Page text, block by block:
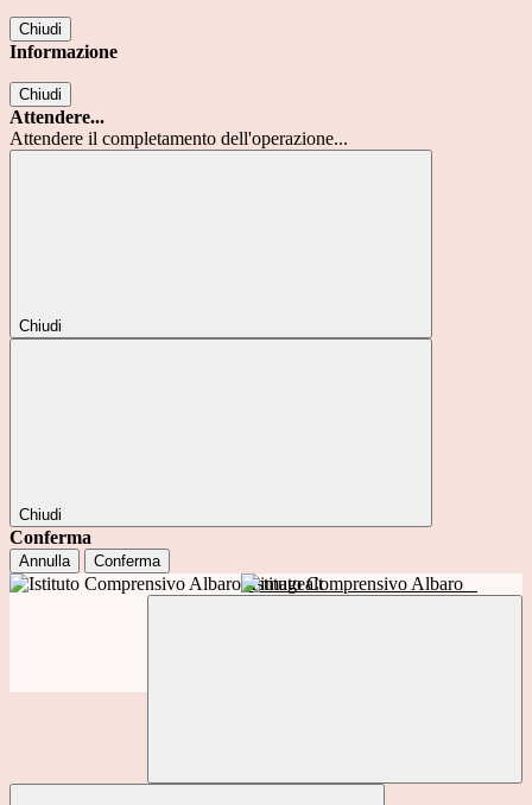
Chiudi
Informazione
Chiudi
Attendere...
Attendere il completamento dell'operazione...
Chiudi
Chiudi
Conferma
Annulla Conferma
Istituto Comprensivo Albaro